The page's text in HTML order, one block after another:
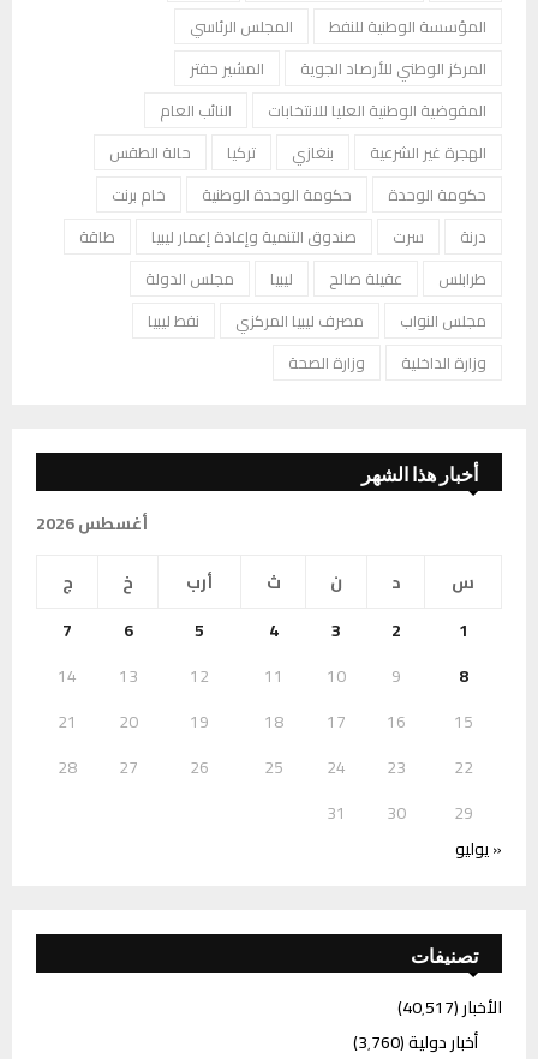
المؤسسة الوطنية للنفط
المجلس الرئاسي
المركز الوطني للأرصاد الجوية
المشير حفتر
المفوضية الوطنية العليا للانتخابات
النائب العام
الهجرة غير الشرعية
بنغازي تركيا
حالة الطقس
حكومة الوحدة
حكومة الوحدة الوطنية
خام برنت
درنة
سرت صندوق التنمية وإعادة إعمار ليبيا
طاقة
طرابلس
عقيلة صالح ليبيا
مجلس الدولة
مجلس النواب
مصرف ليبيا المركزي
نفط ليبيا
وزارة الداخلية
وزارة الصحة
أخبار هذا الشهر
أغسطس 2026
س
د ن ث أرب خ
ج
1
2
3
4
5
6
7
8
9
10
11
12
13
14
15
16
17
18
19
20
21
22
23
24
25
26
27
28
29
30
31
« يوليو
تصنيفات
الأخبار(40٬517)
أخبار دولية(3٬760)